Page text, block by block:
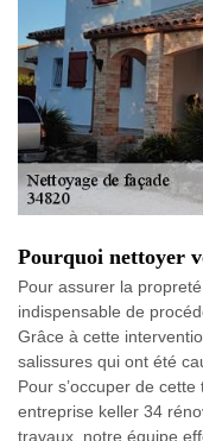
Pourquoi nettoyer
Pour assurer la
indispensable de
Grâce à cette
salissures qui ont été
Pour s’occuper de
entreprise keller 34
travaux, notre équipe